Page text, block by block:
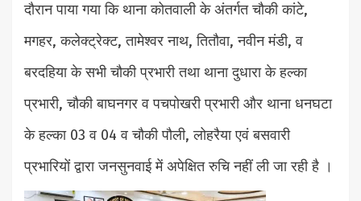
दौरान पाया गया कि थाना कोतवाली के अंतर्गत चौकी कांटे,
मगहर, कलेक्ट्रेक्ट, तामेश्वर नाथ, तितौवा, नवीन मंडी, व
बरदहिया के सभी चौकी प्रभारी तथा थाना दुधारा के हल्का
प्रभारी, चौकी बाघनगर व पचपोखरी प्रभारी और थाना धनघटा
के हल्का 03 व 04 व चौकी पौली, लोहरैया एवं बसवारी
प्रभारियों द्वारा जनसुनवाई में अपेक्षित रुचि नहीं ली जा रही है ।